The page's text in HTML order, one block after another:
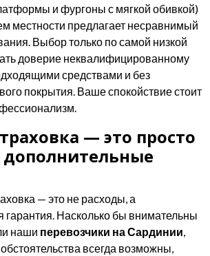
и фургоны с мягкой обивкой)
местности предлагает несравнимый
Выбор только по самой низкой
доверие неквалифицированному
средствами и без
покрытия. Ваше спокойствие стоит
— это просто
— это не расходы, а
Насколько бы внимательны
наши перевозчики на Сардинии,
всегда возможны,